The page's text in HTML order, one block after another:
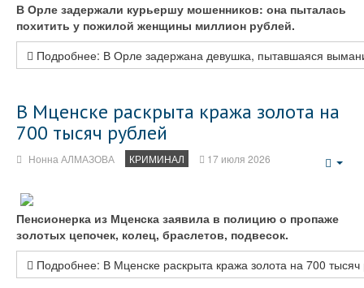
В Орле задержали курьершу мошенников: она пыталась
похитить у пожилой женщины миллион рублей.
Подробнее: В Орле задержана девушка, пытавшаяся
В Мценске раскрыта кража золота на
700 тысяч рублей
Нонна АЛМАЗОВА КРИМИНАЛ 17 июля 2026
Пенсионерка из Мценска заявила в полицию о пропаже
золотых цепочек, колец, браслетов, подвесок.
Подробнее: В Мценске раскрыта кража золота на 700 тысяч